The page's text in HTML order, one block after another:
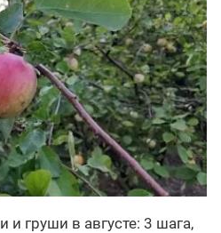
груши в августе: 3 шага,